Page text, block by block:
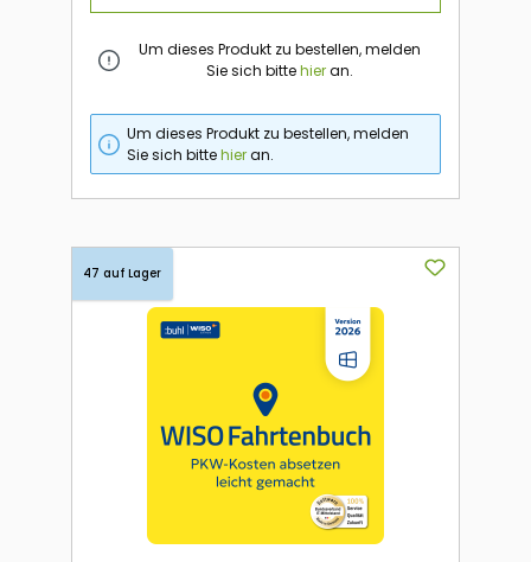
Um dieses Produkt zu bestellen, melden
Sie sich bittehieran.
Um dieses Produkt zu bestellen, melden
Sie sich bittehieran.
47 auf Lager